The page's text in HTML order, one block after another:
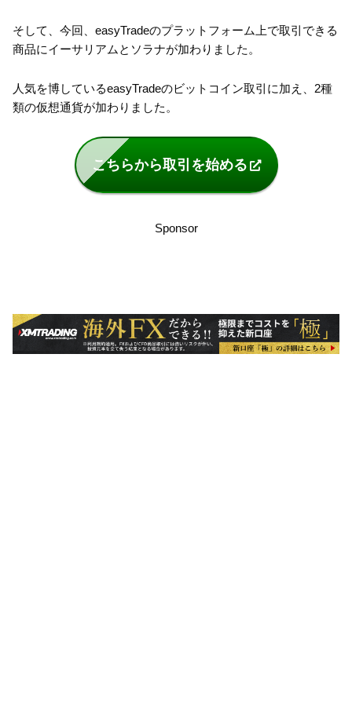
そして、今回、easyTradeのプラットフォーム上で取引できる
商品にイーサリアムとソラナが加わりました。
人気を博しているeasyTradeのビットコイン取引に加え、2種
類の仮想通貨が加わりました。
こちらから取引を始める
Sponsor